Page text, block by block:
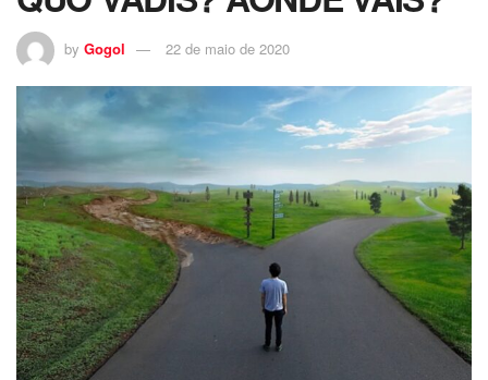
by Gogol 22 de maio de 2020